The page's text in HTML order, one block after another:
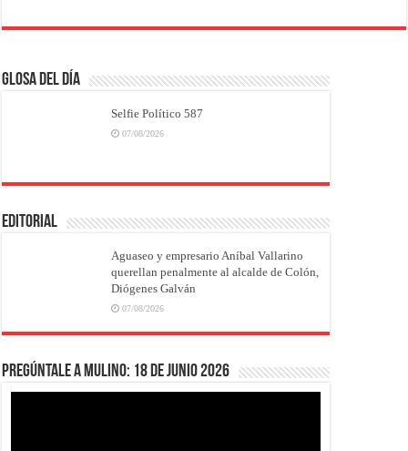
Glosa del Día
Selfie Político 587
07/08/2026
EDITORIAL
Aguaseo y empresario Aníbal Vallarino
querellan penalmente al alcalde de Colón,
Diógenes Galván
07/08/2026
Pregúntale a Mulino: 18 de junio 2026